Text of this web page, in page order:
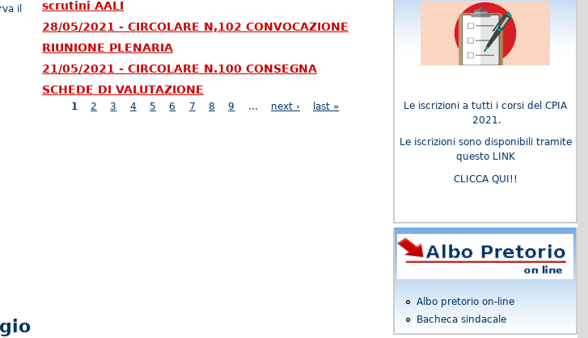
il
scrutini AALI
28/05/2021 - CIRCOLARE N,102 CONVOCAZIONE
RIUNIONE PLENARIA
21/05/2021 - CIRCOLARE N.100 CONSEGNA
SCHEDE DI VALUTAZIONE
Pages
1 2 3 4 5 6 7 8 9 … next › last »
Le iscrizioni a tutti i corsi del CPIA
2021.
Le iscrizioni sono disponibili tramite
questoLINK
CLICCA QUI!!
Albo pretorio on-line
Bacheca sindacale